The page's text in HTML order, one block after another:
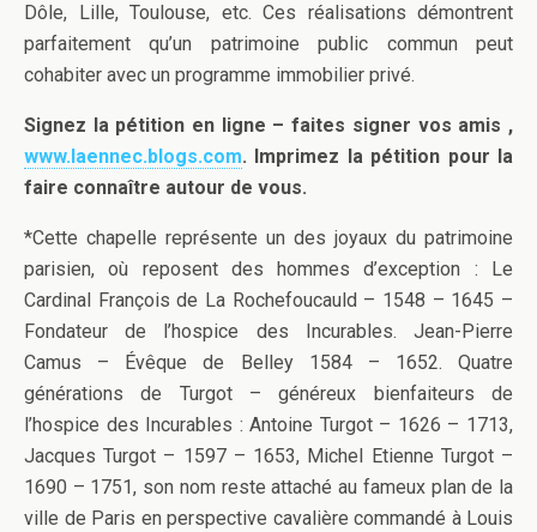
Dôle, Lille, Toulouse, etc. Ces réalisations démontrent
parfaitement qu’un patrimoine public commun peut
cohabiter avec un programme immobilier privé.
Signez la pétition en ligne – faites signer vos amis ,
www.laennec.blogs.com. Imprimez la pétition pour la
faire connaître autour de vous.
*Cette chapelle représente un des joyaux du patrimoine
parisien, où reposent des hommes d’exception : Le
Cardinal François de La Rochefoucauld – 1548 – 1645 –
Fondateur de l’hospice des Incurables. Jean-Pierre
Camus – Évêque de Belley 1584 – 1652. Quatre
générations de Turgot – généreux bienfaiteurs de
l’hospice des Incurables : Antoine Turgot – 1626 – 1713,
Jacques Turgot – 1597 – 1653, Michel Etienne Turgot –
1690 – 1751, son nom reste attaché au fameux plan de la
ville de Paris en perspective cavalière commandé à Louis